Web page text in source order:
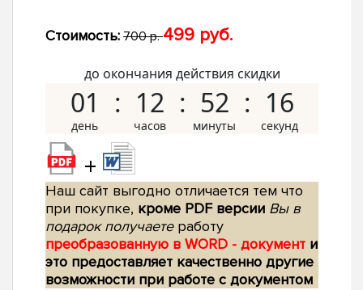
Стоимость: 700 р.499 руб.
до окончания действия скидки
01 12 52 15
+
Наш сайт выгодно отличается тем что
при покупке, кроме PDF версии Вы в
подарок получаетеработу
преобразованную в WORD - документ и
это предоставляет качественно другие
возможности при работе с документом